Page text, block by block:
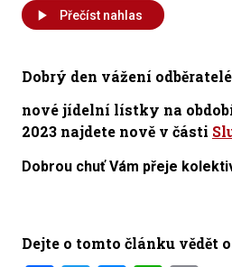
Přečíst nahlas
Dobrý den vážení
nové jídelní lístky na
2023 najdete nově v části
Dobrou chuť Vám přeje
Dejte o tomto článku vědět